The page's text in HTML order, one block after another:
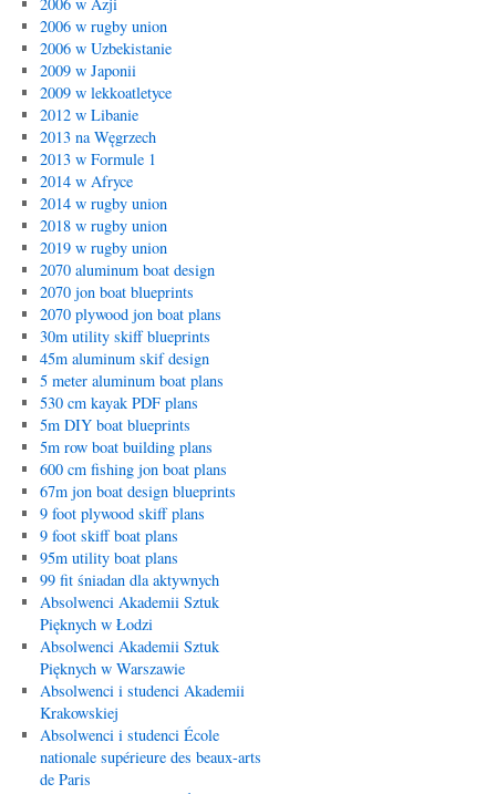
2006 w rugby union
2006 w Uzbekistanie
2009 w Japonii
2009 w lekkoatletyce
2012 w Libanie
2013 na Węgrzech
2013 w Formule 1
2014 w Afryce
2014 w rugby union
2018 w rugby union
2019 w rugby union
2070 aluminum boat design
2070 jon boat blueprints
2070 plywood jon boat plans
30m utility skiff blueprints
45m aluminum skif design
5 meter aluminum boat plans
530 cm kayak PDF plans
5m DIY boat blueprints
5m row boat building plans
600 cm fishing jon boat plans
67m jon boat design blueprints
9 foot plywood skiff plans
9 foot skiff boat plans
95m utility boat plans
99 fit śniadan dla aktywnych
Absolwenci Akademii Sztuk
Pięknych w Łodzi
Absolwenci Akademii Sztuk
Pięknych w Warszawie
Absolwenci i studenci Akademii
Krakowskiej
Absolwenci i studenci École
nationale supérieure des beaux-arts
de Paris